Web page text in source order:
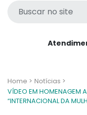
Home > Notícias >
VÍDEO EM HOMENAGEM
“INTERNACIONAL DA